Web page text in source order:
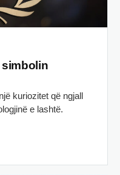
simbolin
kuriozitet që ngjall
e lashtë.